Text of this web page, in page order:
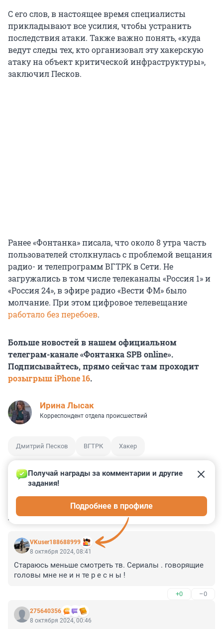
С его слов, в настоящее время специалисты
прикладывают все усилия, чтобы устранить
последствия атаки. Также важно понять, «куда
ведут следы тех, кто организовал эту хакерскую
атаку на объект критической инфраструктуры»,
заключил Песков.
Ранее «Фонтанка» писала, что около 8 утра часть
пользователей столкнулась с проблемой вещания
радио- и телепрограмм ВГТРК в Сети. Не
загружались в том числе телеканалы «Россия 1» и
«Россия 24», в эфире радио «Вести ФМ» было
молчание. При этом цифровое телевещание
работало без перебоев.
Больше новостей в нашем официальном
телеграм-канале «Фонтанка SPB online».
Подписывайтесь, прямо сейчас там проходит
розыгрыш iPhone 16.
Ирина Лысак
Корреспондент отдела происшествий
Дмитрий Песков ВГТРК Хакер
КОММЕНТАРИИ 37
VKuser188688999
Получай награды за комментарии и другие
задания!
Подробнее в профиле
8 октября 2024, 08:41
Стараюсь меньше смотреть тв. Сериалы . говорящие
головы мне не и н те р е с н ы !
+0 –0
275640356
8 октября 2024, 00:46